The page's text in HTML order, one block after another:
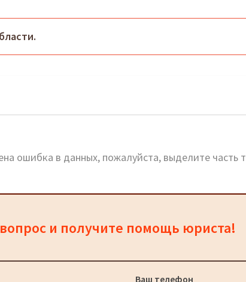
ошибка в данных, пожалуйста, выделите часть
и получите помощь юриста!
Ваш телефон